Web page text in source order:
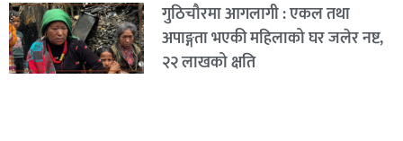
गुठिचौरमा आगलागी : एकल तथा
अपाङ्गता भएकी महिलाको घर जलेर नष्ट,
२२ लाखको क्षति